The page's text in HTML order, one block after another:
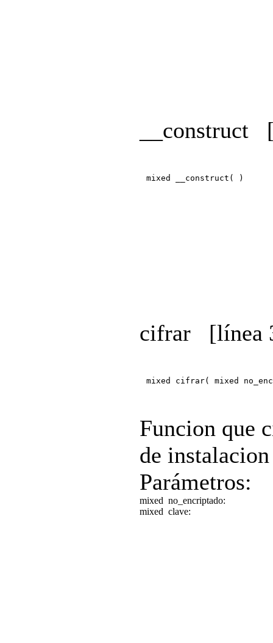
__construct
mixed __construct( )
cifrar [línea
mixed cifrar( mixed
Funcion que
de instalacion
Parámetros:
mixed no_encriptado:
mixed clave: